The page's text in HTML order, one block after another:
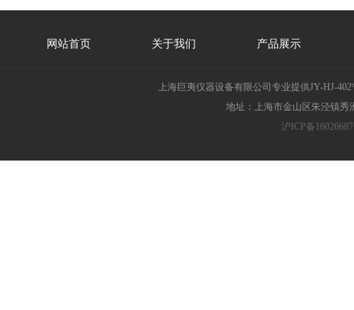
网站首页 关于我们 产品展示
上海巨夷仪器设备有限公司专业提供JY-HJ-
地址：上海市金山区朱泾镇秀
沪ICP备